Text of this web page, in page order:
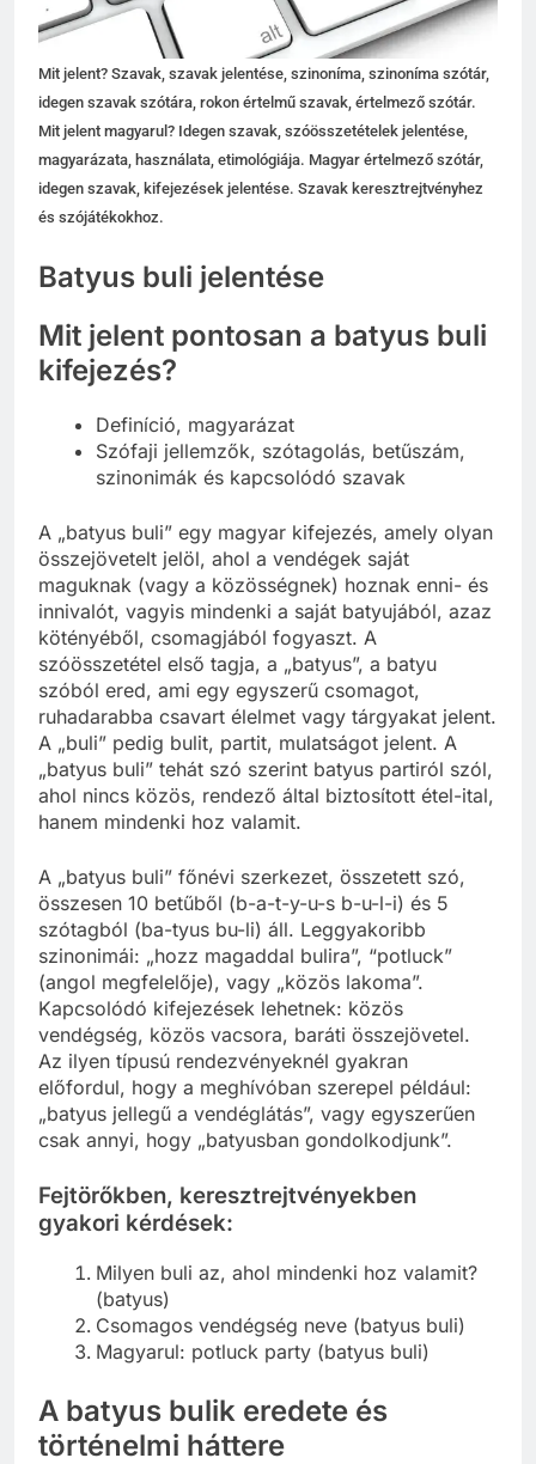
Mit jelent? Szavak, szavak jelentése, szinoníma, szinoníma szótár,
idegen szavak szótára, rokon értelmű szavak, értelmező szótár.
Mit jelent magyarul? Idegen szavak, szóösszetételek jelentése,
magyarázata, használata, etimológiája. Magyar értelmező szótár,
idegen szavak, kifejezések jelentése. Szavak keresztrejtvényhez
és szójátékokhoz.
Batyus buli jelentése
Mit jelent pontosan a batyus buli
kifejezés?
Definíció, magyarázat
Szófaji jellemzők, szótagolás, betűszám,
szinonimák és kapcsolódó szavak
A „batyus buli” egy magyar kifejezés, amely olyan
összejövetelt jelöl, ahol a vendégek saját
maguknak (vagy a közösségnek) hoznak enni- és
innivalót, vagyis mindenki a saját batyujából, azaz
kötényéből, csomagjából fogyaszt. A
szóösszetétel első tagja, a „batyus”, a batyu
szóból ered, ami egy egyszerű csomagot,
ruhadarabba csavart élelmet vagy tárgyakat jelent.
A „buli” pedig bulit, partit, mulatságot jelent. A
„batyus buli” tehát szó szerint batyus partiról szól,
ahol nincs közös, rendező által biztosított étel-ital,
hanem mindenki hoz valamit.
A „batyus buli” főnévi szerkezet, összetett szó,
összesen 10 betűből (b-a-t-y-u-s b-u-l-i) és 5
szótagból (ba-tyus bu-li) áll. Leggyakoribb
szinonimái: „hozz magaddal bulira”, “potluck”
(angol megfelelője), vagy „közös lakoma”.
Kapcsolódó kifejezések lehetnek: közös
vendégség, közös vacsora, baráti összejövetel.
Az ilyen típusú rendezvényeknél gyakran
előfordul, hogy a meghívóban szerepel például:
„batyus jellegű a vendéglátás”, vagy egyszerűen
csak annyi, hogy „batyusban gondolkodjunk”.
Fejtörőkben, keresztrejtvényekben
gyakori kérdések:
Milyen buli az, ahol mindenki hoz valamit?
(batyus)
Csomagos vendégség neve (batyus buli)
Magyarul: potluck party (batyus buli)
A batyus bulik eredete és
történelmi háttere